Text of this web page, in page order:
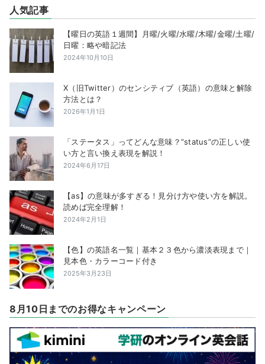
人気記事
【曜日の英語１週間】月曜/火曜/水曜/木曜/金曜/土曜/
日曜：略や暗記法
2024年10月10日
X（旧Twitter）のセンシティブ（英語）の意味と解除
方法とは？
2026年1月1日
「ステータス」ってどんな意味？”status”の正しい使
い方と言い換え表現を解説！
2024年6月17日
【as】の意味が多すぎる！見分け方や使い方を解説。
読めば完全理解！
2024年2月1日
【色】の英語名一覧｜基本２３色から濃淡表現まで｜
見本色・カラーコード付き
2025年3月23日
8月10日までのお得なキャンペーン